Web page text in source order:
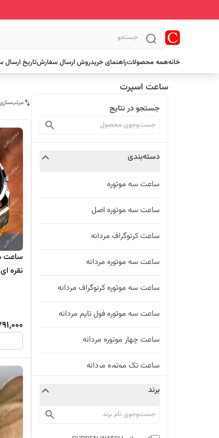
خانههمه محصولاتراهنمای خریدروش ارسال سفارشتاریخ
ساعت اسپرت
جستجو در نتایج
دسته‌بندی
ساعت سه موتوره
ساعت سه موتوره اصل
ساعت کرنوگراف مردانه
ساعت سه موتوره مردانه
ساعت سه موتوره کرنوگراف مردانه
ساعت سه موتوره فول تایم مردانه
ساعت چهار موتوره مردانه
ساعت تک موتوره مردانه
ساعت مردانه
ساعت مچی مردانه
برند